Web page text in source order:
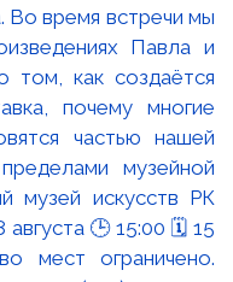
Во время встречи мы
Павла и
как создаётся
почему многие
частью нашей
музейной
музей искусств РК
🕒 15:00 🗓 15
мест ограничено.